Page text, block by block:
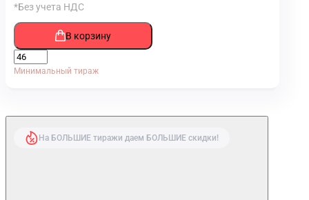
*Без учета НДС
В корзину
Минимальный тираж
На БОЛЬШИЕ тиражи даем БОЛЬШИЕ скидки!